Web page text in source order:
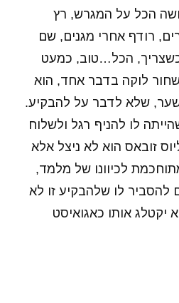
הכל על המגרש, רץ
רודף אחרי מגנים, שם
הכל…טוב, כמעט
בצהוב-שחור לוקה בדבר אחד, הוא
שלא לדבר על להבקיע.
לו להניף רגל ולשלוח
זובאס הוא לא ניצל אלא
לכיוונו של מלמד,
להסביר לו שלהבקיע זו לא
אותו כאגואיסט